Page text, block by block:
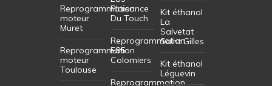
Reprogrammation
moteur
Muret
Reprogrammation
moteur
Toulouse
Plaisance
Du Touch
Reprogrammation
E85
Colomiers
Reprogrammation
Kit éthanol
La
Salvetat
Saint Gilles
Kit éthanol
Léguevin